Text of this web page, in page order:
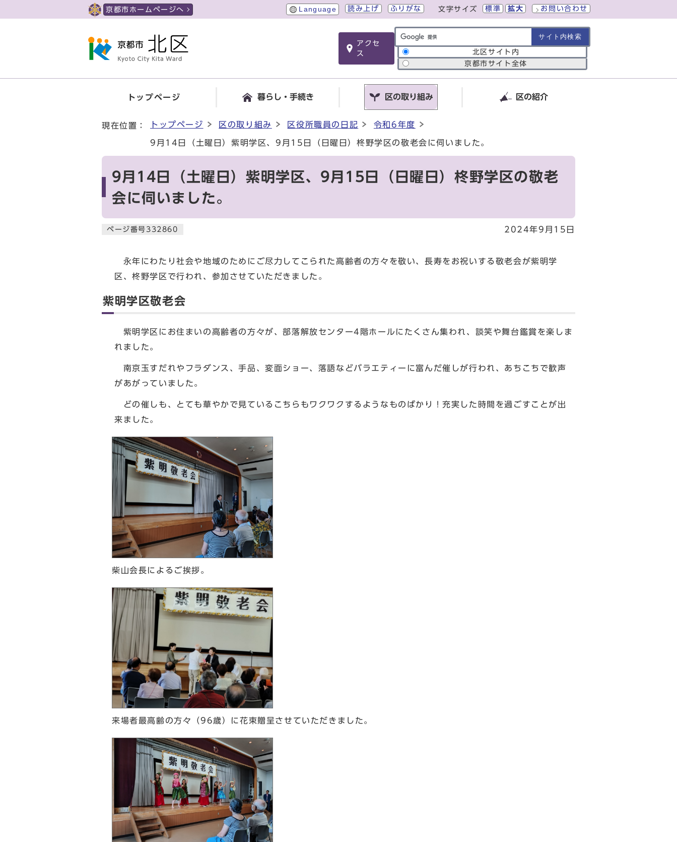
京都市ホームページへ Language 読み上げ ふりがな 文字サイズ 標準 拡大 お問い合わせ
アクセ
ス
サイト内検索の範囲
北区サイト内
京都市サイト全体
トップページ 暮らし・手続き 区の取り組み 区の紹介
現在位置： トップページ 区の取り組み 区役所職員の日記 令和6年度
9月14日（土曜日）紫明学区、9月15日（日曜日）柊野学区の敬老会に伺いました。
9月14日（土曜日）紫明学区、9月15日（日曜日）柊野学区の敬老
会に伺いました。
ページ番号332860 2024年9月15日
永年にわたり社会や地域のためにご尽力してこられた高齢者の方々を敬い、長寿をお祝いする敬老会が紫明学
区、柊野学区で行われ、参加させていただきました。
紫明学区敬老会
紫明学区にお住まいの高齢者の方々が、部落解放センター4階ホールにたくさん集われ、談笑や舞台鑑賞を楽しま
れました。
南京玉すだれやフラダンス、手品、変面ショー、落語などバラエティーに富んだ催しが行われ、あちこちで歓声
があがっていました。
どの催しも、とても華やかで見ているこちらもワクワクするようなものばかり！充実した時間を過ごすことが出
来ました。
柴山会長によるご挨拶。
来場者最高齢の方々（96歳）に花束贈呈させていただきました。